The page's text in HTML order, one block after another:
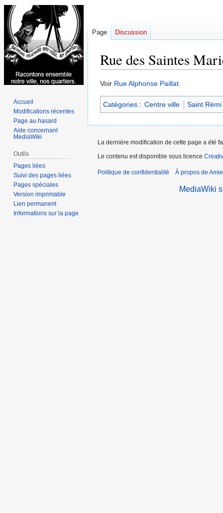
Rue des Saintes
Aller
à
la
Aller
à
la
Voir Rue Alphonse Paillat.
Catégories : Centre ville Saint Rémi
Page Discussion
Accueil
Modifications récentes
Page au hasard
Aide concernant
MediaWiki
Outils
Pages liées
Suivi des pages liées
Pages spéciales
Version imprimable
Lien permanent
Informations sur la page
La dernière modification de cette page a été
Le contenu est disponible sous licence
Politique de confidentialité À propos de
MediaWiki